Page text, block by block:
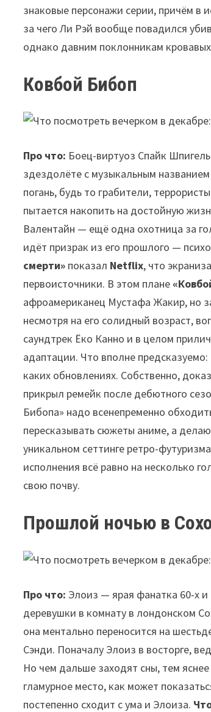
знаковые персонажи серии, причём в
за чего Ли Рэй вообще повадился
однако давним поклонникам
Ковбой Бибоп
Про что: Боец-виртуоз Спайк
здездолёте с музыкальным
погань, будь то грабители,
пытается накопить на достойную
Валентайн — ещё одна охотница за
идёт призрак из его прошлого —
смерти» показал Netflix, что
первоисточники. В этом плане
афроамериканец Мустафа Жакир, но
несмотря на его солидный возраст,
саундтрек Ёко Канно и в целом
адаптации. Что вполне
каких обновлениях. Собственно,
прикрыл ремейк после дебютного
Бибопа» надо всенепременно
пересказывать сюжеты аниме, а
уникальном сеттинге ретро-
исполнения всё равно на несколько
свою почву.
Прошлой ночью в
Про что: Элоиз — ярая фанатка 60-х и
деревушки в комнату в лондонском
она ментально переносится на
Сэнди. Поначалу Элоиз в восторге,
Но чем дальше заходят сны, тем
гламурное место, как может
постепенно сходит с ума и Элоиза.